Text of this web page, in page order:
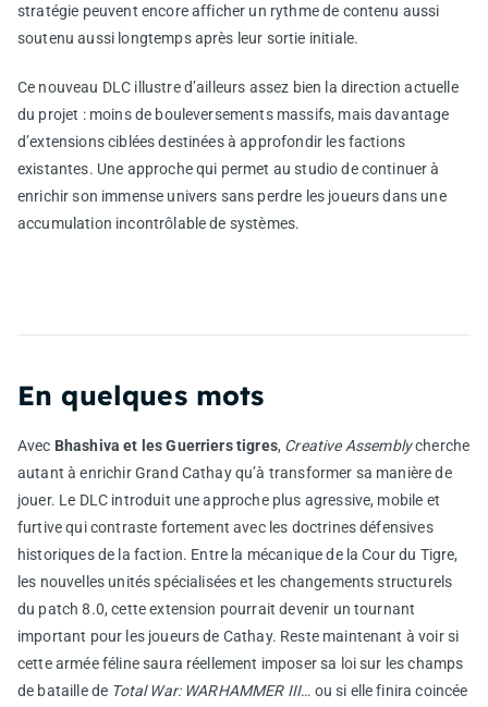
stratégie peuvent encore afficher un rythme de contenu aussi
soutenu aussi longtemps après leur sortie initiale.
Ce nouveau DLC illustre d’ailleurs assez bien la direction actuelle
du projet : moins de bouleversements massifs, mais davantage
d’extensions ciblées destinées à approfondir les factions
existantes. Une approche qui permet au studio de continuer à
enrichir son immense univers sans perdre les joueurs dans une
accumulation incontrôlable de systèmes.
En quelques mots
Avec Bhashiva et les Guerriers tigres, Creative Assemblycherche
autant à enrichir Grand Cathay qu’à transformer sa manière de
jouer. Le DLC introduit une approche plus agressive, mobile et
furtive qui contraste fortement avec les doctrines défensives
historiques de la faction. Entre la mécanique de la Cour du Tigre,
les nouvelles unités spécialisées et les changements structurels
du patch 8.0, cette extension pourrait devenir un tournant
important pour les joueurs de Cathay. Reste maintenant à voir si
cette armée féline saura réellement imposer sa loi sur les champs
de bataille de Total War: WARHAMMER III… ou si elle finira coincée